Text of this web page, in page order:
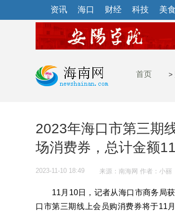
资讯 海口 财经 科技 美食
首页 >
2023年海口市第三期
场消费券，总计金额
2023-11-10 18:49 来源：南海网 作者：小丽
11月10日，记者从海口市商务局获
口市第三期线上会员购消费券将于11